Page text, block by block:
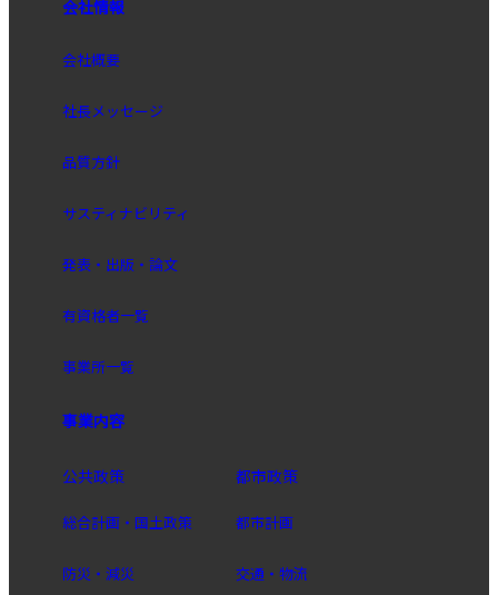
会社情報
会社概要
社長メッセージ
品質方針
サスティナビリティ
発表・出版・論文
有資格者一覧
事業所一覧
事業内容
公共政策
総合計画・国土政策
防災・減災
都市政策
都市計画
交通・物流